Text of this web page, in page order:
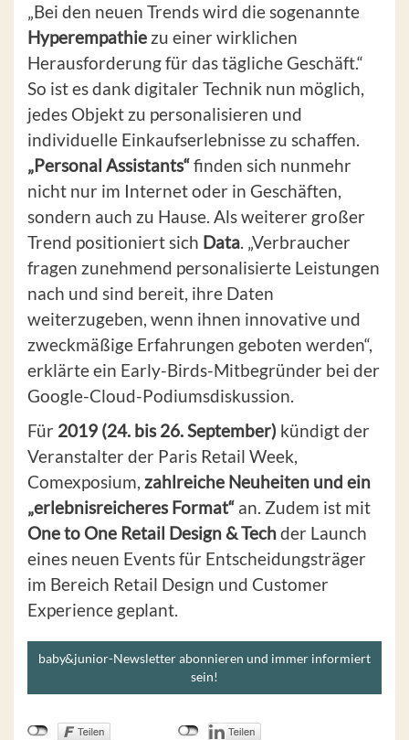
„Bei den neuen Trends wird die sogenannte
Hyperempathie zu einer wirklichen
Herausforderung für das tägliche Geschäft.“
So ist es dank digitaler Technik nun möglich,
jedes Objekt zu personalisieren und
individuelle Einkaufserlebnisse zu schaffen.
„Personal Assistants“finden sich nunmehr
nicht nur im Internet oder in Geschäften,
sondern auch zu Hause. Als weiterer großer
Trend positioniert sich Data. „Verbraucher
fragen zunehmend personalisierte Leistungen
nach und sind bereit, ihre Daten
weiterzugeben, wenn ihnen innovative und
zweckmäßige Erfahrungen geboten werden“,
erklärte ein Early-Birds-Mitbegründer bei der
Google-Cloud-Podiumsdiskussion.
Für 2019 (24. bis 26. September) kündigt der
Veranstalter der Paris Retail Week,
Comexposium, zahlreiche Neuheiten und ein
„erlebnisreicheres Format“ an. Zudem ist mit
One to One Retail Design & Techder Launch
eines neuen Events für Entscheidungsträger
im Bereich Retail Design und Customer
Experience geplant.
baby&junior-Newsletter abonnieren und immer informiert
sein!